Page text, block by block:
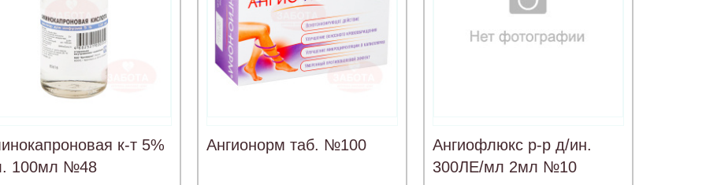
к-т 5%
100мл №48
Ангионорм таб. №100
Ангиофлюкс р-р д/ин.
300ЛЕ/мл 2мл №10